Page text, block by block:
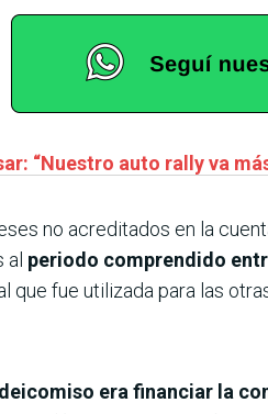
“Nuestro auto rally va
no acreditados en la
al periodo comprendido
que fue utilizada para las
era financiar la